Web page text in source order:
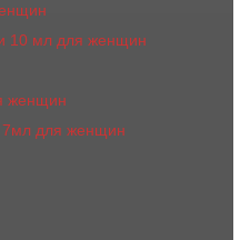
10 мл для женщин
женщин
для женщин